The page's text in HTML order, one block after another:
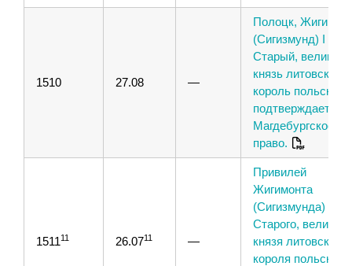
1510 27.08 —
Полоцк,
(Сигизмунд) I
Старый, великий
князь литовский и
король польский,
подтверждает
Магдебургское
право.
151111 26.0711 —
Привилей
Жигимонта
(Сигизмунда) I
Старого, великого
князя литовского
короля